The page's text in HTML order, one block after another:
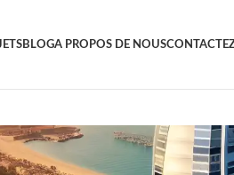
BLOGA PROPOS DE NOUS